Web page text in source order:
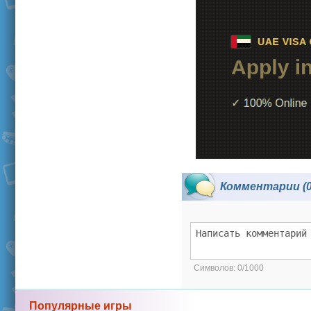
Комментарии
Символов: 0/1000
Популярные игры